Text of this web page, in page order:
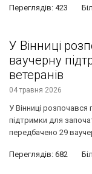
Переглядів: 423
У Вінниці
ваучерну
ветеранів
04 травня 2026
У Вінниці
підтримки для
передбачено 29
Переглядів: 682